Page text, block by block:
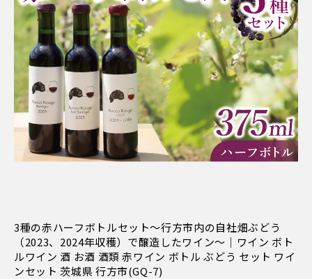
3種の赤ハーフボトルセット～行方市内の自社畑ぶどう
（2023、2024年収穫）で醸造したワイン～｜ワイン ボト
ルワイン 酒 お酒 酒類 赤ワイン ボトル ぶどう セット ワイ
ンセット 茨城県 行方市(GQ-7)